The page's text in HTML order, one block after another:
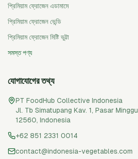
প্রিমিয়াম ফ্রোজেন এডামামে
প্রিমিয়াম ফ্রোজেন ভেন্ডি
প্রিমিয়াম ফ্রোজেন মিষ্টি ভুট্টা
সমস্ত পণ্য
যোগাযোগের তথ্য
PT FoodHub Collective Indonesia
Jl. Tb Simatupang Kav. 1, Pasar Minggu
12560, Indonesia
+62 851 2331 0014
contact@indonesia-vegetables.com